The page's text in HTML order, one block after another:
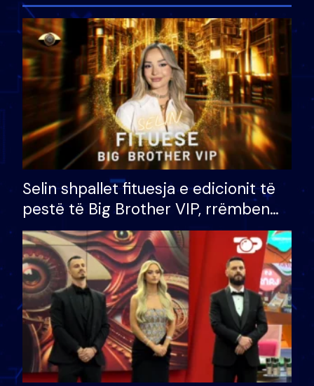
Selin shpallet fituesja e edicionit të
pestë të Big Brother VIP, rrëmben
çmimin e madh prej 100 mijë eurosh